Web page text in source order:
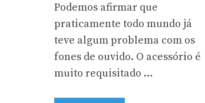
Podemos afirmar que
praticamente todo mundo já
teve algum problema com os
fones de ouvido. O acessório é
muito requisitado …